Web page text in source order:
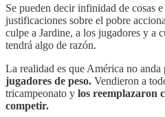
Se pueden decir infinidad de cosas
justificaciones sobre el pobre
culpe a Jardine, a los jugadores y a
tendrá algo de razón.
La realidad es que América no anda
jugadores de peso. Vendieron a
tricampeonato y los reemplazaron
competir.